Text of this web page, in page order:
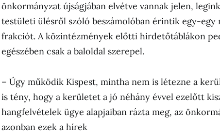
önkormányzat újságjában elvétve vannak jelen,
testületi ülésről szóló beszámolóban érintik egy-egy
frakciót. A közintézmények előtti hirdetőtáblákon
egészében csak a baloldal szerepel.
– Úgy működik Kispest, mintha nem is létezne a
is tény, hogy a kerületet a jó néhány évvel ezelőtt
hangfelvételek ügye alapjaiban rázta meg, az
azonban ezek a hírek